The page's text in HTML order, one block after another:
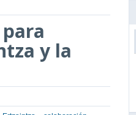
y la